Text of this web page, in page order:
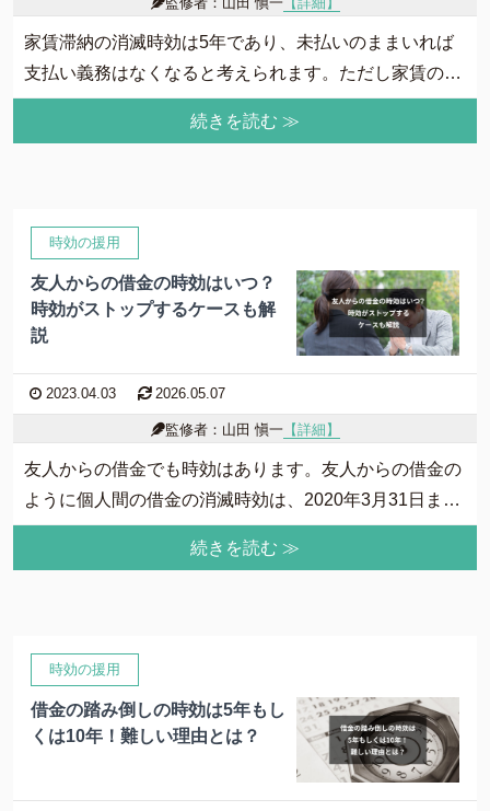
家賃滞納の消滅時効は5年であり、未払いのままいれば
支払い義務はなくなると考えられます。ただし家賃の消
滅時効は5年待てばよいだけでなく、一定要件を満たす
ことが必要です。そこで、家賃滞納のまま5年経てば本
続きを読む ≫
時効の援用
友人からの借金の時効はいつ？
時効がストップするケースも解
説
2023.04.03 2026.05.07
監修者：山田 愼一【詳細】
友人からの借金でも時効はあります。友人からの借金の
ように個人間の借金の消滅時効は、2020年3月31日まで
に借りたものは原則10年、2020年4月1日以降に借りた
ものは原則5年です。しかし、お金を貸している側が何
続きを読む ≫
時効の援用
借金の踏み倒しの時効は5年もし
くは10年！難しい理由とは？